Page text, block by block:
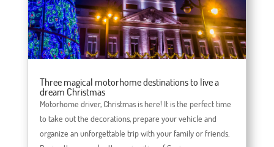
Three magical motorhome destinations to live a
dream Christmas
Motorhome driver, Christmas is here! It is the perfect time
to take out the decorations, prepare your vehicle and
organize an unforgettable trip with your family or friends.